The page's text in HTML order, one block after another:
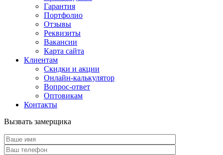
Гарантия
Портфолио
Отзывы
Реквизиты
Вакансии
Карта сайта
Клиентам
Скидки и акции
Онлайн-калькулятор
Вопрос-ответ
Оптовикам
Контакты
Вызвать замерщика